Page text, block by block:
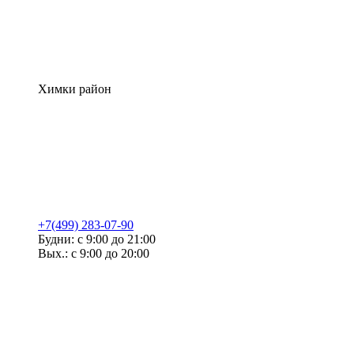
Химки район
+7(499) 283-07-90
Будни: с 9:00 до 21:00
Вых.: с 9:00 до 20:00